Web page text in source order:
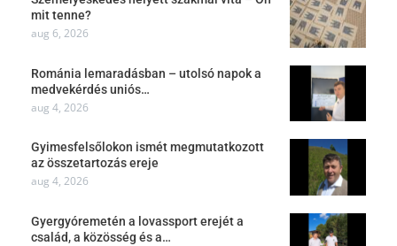
mit tenne?
aug 6, 2026
Románia lemaradásban – utolsó napok a
medvekérdés uniós…
aug 4, 2026
Gyimesfelsőlokon ismét megmutatkozott
az összetartozás ereje
aug 4, 2026
Gyergyóremetén a lovassport erejét a
család, a közösség és a…